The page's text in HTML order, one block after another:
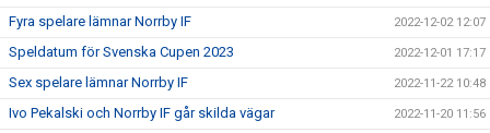
Fyra spelare lämnar Norrby IF 2022-12-02 12:07
Speldatum för Svenska Cupen 2023 2022-12-01 17:17
Sex spelare lämnar Norrby IF 2022-11-22 10:48
Ivo Pekalski och Norrby IF går skilda vägar 2022-11-20 11:56